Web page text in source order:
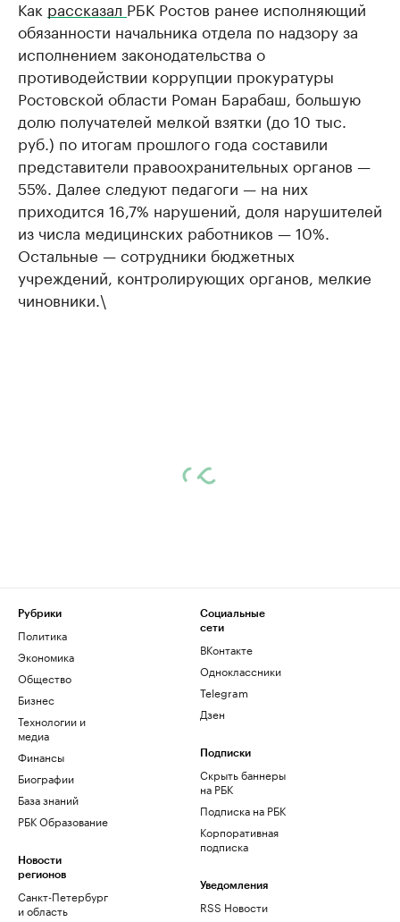
Как рассказал РБК Ростов ранее исполняющий
обязанности начальника отдела по надзору за
исполнением законодательства о
противодействии коррупции прокуратуры
Ростовской области Роман Барабаш, большую
долю получателей мелкой взятки (до 10 тыс.
руб.) по итогам прошлого года составили
представители правоохранительных органов —
55%. Далее следуют педагоги — на них
приходится 16,7% нарушений, доля нарушителей
из числа медицинских работников — 10%.
Остальные — сотрудники бюджетных
учреждений, контролирующих органов, мелкие
чиновники.\
Рубрики
Политика
Экономика
Общество
Бизнес
Технологии и
медиа
Финансы
Биографии
База знаний
РБК Образование
Новости
регионов
Санкт-Петербург
и область
Социальные
сети
ВКонтакте
Одноклассники
Telegram
Дзен
Подписки
Скрыть баннеры
на РБК
Подписка на РБК
Корпоративная
подписка
Уведомления
RSS Новости